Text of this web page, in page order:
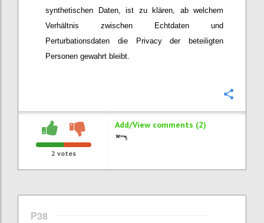
synthetischen Daten, ist zu klären, ab welchem
Verhältnis zwischen Echtdaten und
Perturbationsdaten die Privacy der beteiligten
Personen gewahrt bleibt.
2 votes
Add/View comments (2)
P38